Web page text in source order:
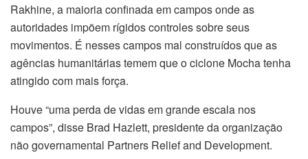
Rakhine, a maioria confinada em campos onde as
autoridades impõem rígidos controles sobre seus
movimentos. É nesses campos mal construídos que as
agências humanitárias temem que o ciclone Mocha tenha
atingido com mais força.
Houve “uma perda de vidas em grande escala nos
campos”, disse Brad Hazlett, presidente da organização
não governamental Partners Relief and Development.